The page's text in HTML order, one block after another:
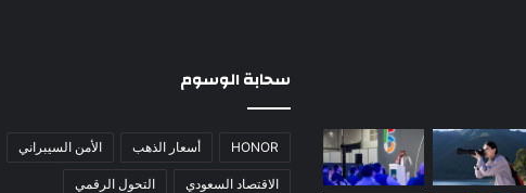
سحابة الوسوم
HONOR أسعار الذهب الأمن السيبراني
الاقتصاد السعودي التحول الرقمي